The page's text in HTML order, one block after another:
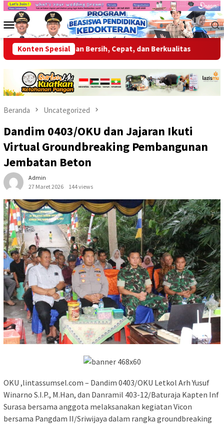
Loncat
kontenMenu
Mobile
Konten Spesial
Layanan Bersih, Cepat, dan Berkualitas Wabup OKU
Beranda Uncategorized
Dandim 0403/OKU dan Jajaran Ikuti
Virtual Groundbreaking Pembangunan
Jembatan Beton
Admin
27 Maret 2026
144 views
OKU ,lintassumsel.com – Dandim 0403/OKU Letkol Arh Yusuf
Winarno S.I.P., M.Han, dan Danramil 403-12/Baturaja Kapten Inf
Surasa bersama anggota melaksanakan kegiatan Vicon
bersama Pangdam II/Sriwijaya dalam rangka groundbreaking